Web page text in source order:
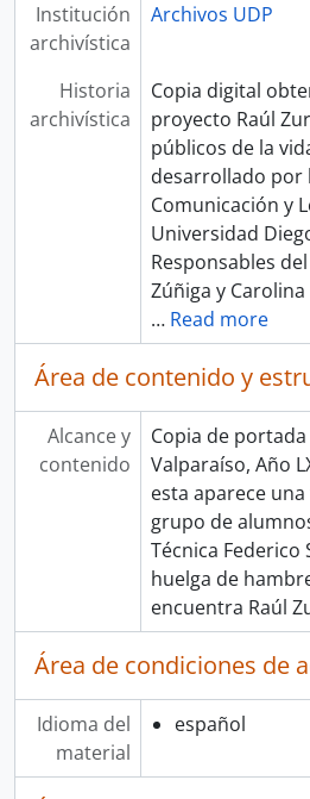
Institución
archivística
Archivos UDP
Historia
archivística
Copia digital
proyecto Raúl
públicos de la
desarrollado por
Comunicación y
Universidad
Responsables
Zúñiga y Carolina
… Read more
Área de contenido y
Alcance y
contenido
Copia de
Valparaíso, Año
esta aparece
grupo de
Técnica Federico
huelga de
encuentra Raúl
Área de condiciones de
Idioma del
material
español